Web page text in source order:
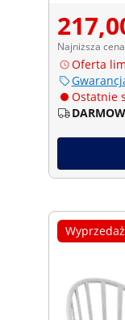
Najniższa
Oferta
Ostatnie
Wyprzedaż